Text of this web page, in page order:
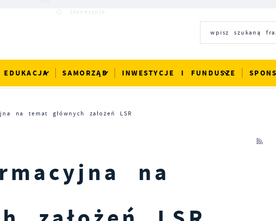
Słonecznie
EDUKACJA SAMORZĄD INWESTYCJE I FUNDUSZE
na temat głównych założeń LSR
na